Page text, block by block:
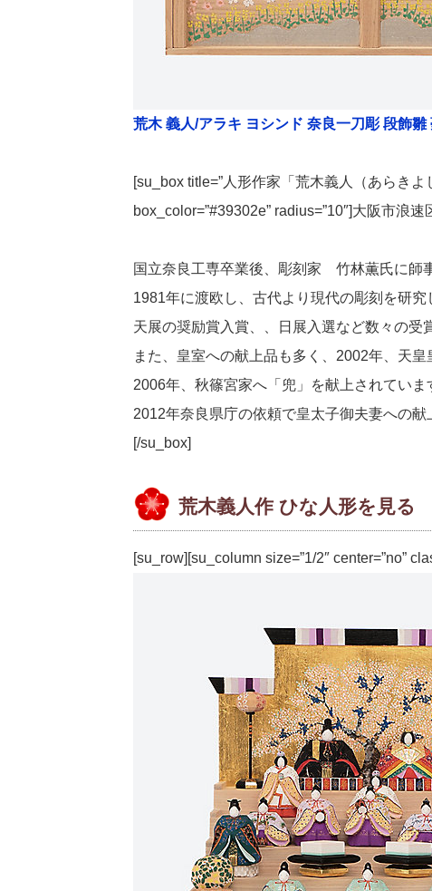
荒木 義人/アラキ ヨシンド 奈良一刀彫 段飾雛
[su_box title=”人形作家「荒木義人（あらきよ
box_color=”#39302e” radius=”10″]大阪市浪速
国立奈良工専卒業後、彫刻家 竹林薫氏に師
1981年に渡欧し、古代より現代の彫刻を研究
天展の奨励賞入賞、、日展入選など数々の受
また、皇室への献上品も多く、2002年、天
2006年、秋篠宮家へ「兜」を献上されていま
2012年奈良県庁の依頼で皇太子御夫妻への献
[/su_box]
荒木義人作 ひな人形を見る
[su_row][su_column size=”1/2″ center=”no”